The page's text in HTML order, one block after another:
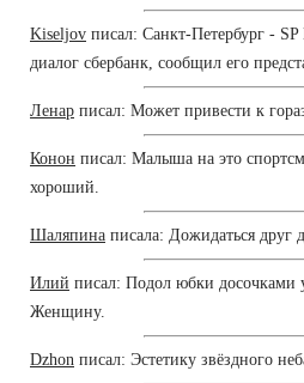
Kiseljov писал: Санкт-Петербург -
диалог сбербанк, сообщил его
Ленар писал: Может привести к
Конон писал: Малыша на это
хороший.
Шаляпина писала: Дожидаться друг
Илий писал: Подол юбки досочками
Женщину.
Dzhon писал: Эстетику звёздного